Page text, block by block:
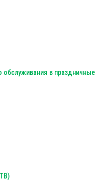
в праздничные